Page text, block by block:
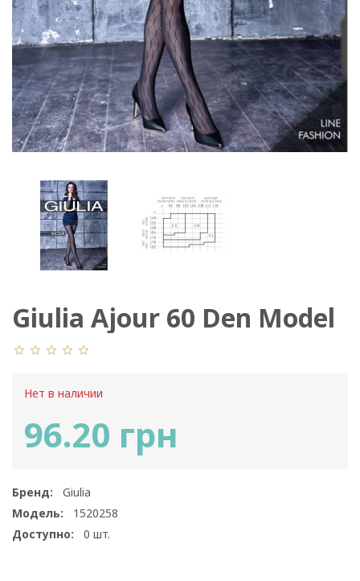
Giulia Ajour 60 Den Model
3
Нет в наличии
96.20 грн
Бренд:
Giulia
Модель:
1520258
Доступно:
0 шт.